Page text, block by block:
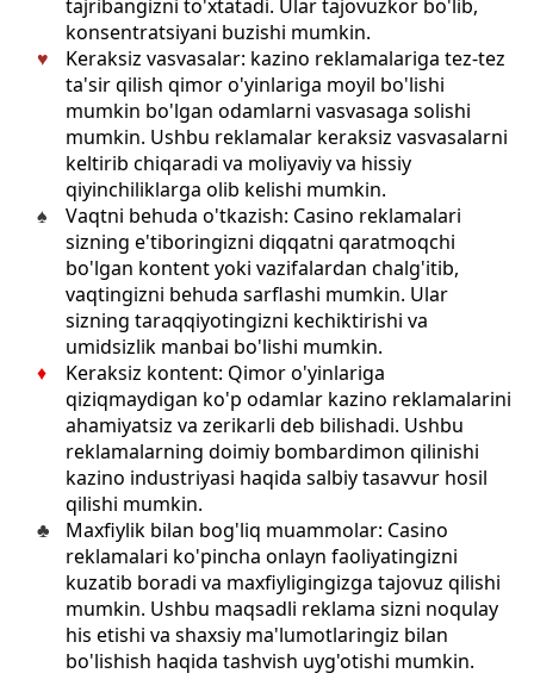
tajribangizni to'xtatadi. Ular tajovuzkor bo'lib,
konsentratsiyani buzishi mumkin.
Keraksiz vasvasalar: kazino reklamalariga tez-tez
ta'sir qilish qimor o'yinlariga moyil bo'lishi
mumkin bo'lgan odamlarni vasvasaga solishi
mumkin. Ushbu reklamalar keraksiz vasvasalarni
keltirib chiqaradi va moliyaviy va hissiy
qiyinchiliklarga olib kelishi mumkin.
Vaqtni behuda o'tkazish: Casino reklamalari
sizning e'tiboringizni diqqatni qaratmoqchi
bo'lgan kontent yoki vazifalardan chalg'itib,
vaqtingizni behuda sarflashi mumkin. Ular
sizning taraqqiyotingizni kechiktirishi va
umidsizlik manbai bo'lishi mumkin.
Keraksiz kontent: Qimor o'yinlariga
qiziqmaydigan ko'p odamlar kazino reklamalarini
ahamiyatsiz va zerikarli deb bilishadi. Ushbu
reklamalarning doimiy bombardimon qilinishi
kazino industriyasi haqida salbiy tasavvur hosil
qilishi mumkin.
Maxfiylik bilan bog'liq muammolar: Casino
reklamalari ko'pincha onlayn faoliyatingizni
kuzatib boradi va maxfiyligingizga tajovuz qilishi
mumkin. Ushbu maqsadli reklama sizni noqulay
his etishi va shaxsiy ma'lumotlaringiz bilan
bo'lishish haqida tashvish uyg'otishi mumkin.